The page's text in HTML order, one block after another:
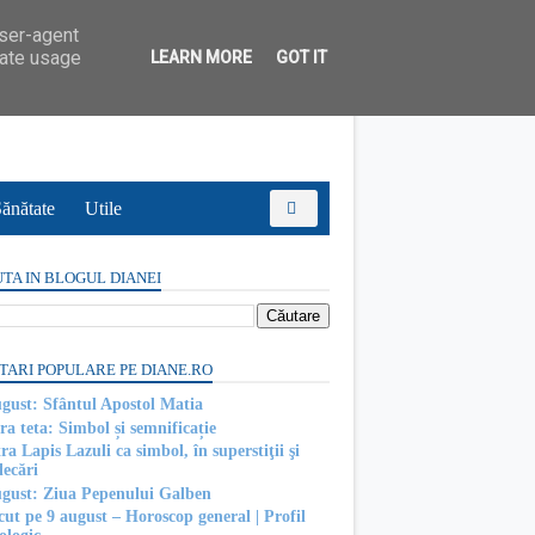
Utile
IN BLOGUL DIANEI
POPULARE PE DIANE.RO
Sfântul Apostol Matia
teta: Simbol și semnificație
Lapis Lazuli ca simbol, în superstiţii şi
Ziua Pepenului Galben
pe 9 august – Horoscop general | Profil
agent
usage
LEARN MORE GOT IT